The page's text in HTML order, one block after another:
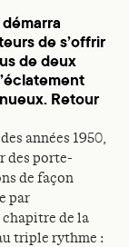
de s’offrir
de deux
Retour
années 1950,
des porte-
de façon
par
chapitre de la
triple rythme :